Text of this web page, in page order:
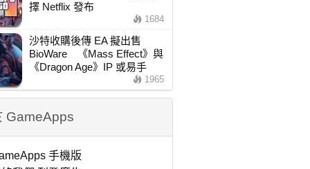
擇 Netflix 發布
1684
沙特收購後傳 EA 擬出售
BioWare 《Mass Effect》與
《Dragon Age》IP 或易手
1965
GameApps
手機版